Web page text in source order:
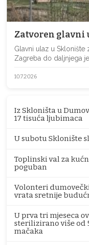
Zatvoren glavni
Glavni ulaz u Sklonište
Zagreba do daljnjega
10.7.2026
Iz Skloništa u
17 tisuća ljubimaca
U subotu Sklonište
Toplinski val za
poguban
Volonteri
vrata sretnije
U prva tri mjeseca
sterilizirano više od
mačaka